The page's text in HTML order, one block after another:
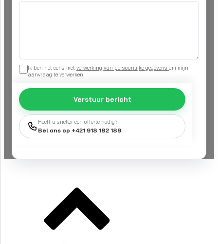
Ik ben het eens met verwerking van persoonlijke gegevens om mijn
aanvraag te verwerken
Verstuur bericht
Heeft u sneller een offerte nodig?
Bel ons op +421 918 182 189